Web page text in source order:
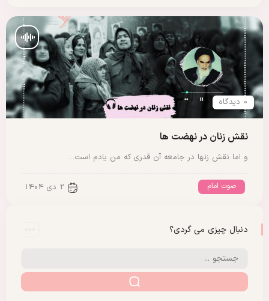
0 دیدگاه
نقش زنان در نهضت ها
و اما نقش زنها در جامعه آن قدری که من یادم است…
صوت امام 2 دی 1404
دنبال چیزی می گردی؟